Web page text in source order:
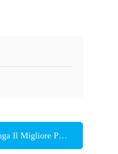
Il Migliore Prezzo